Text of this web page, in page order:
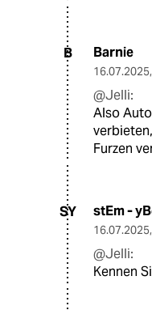
B Barnie
16.07.2025,
@Jelli:
Also
Furzen
SY stEm -
16.07.2025,
@Jelli:
Kennen